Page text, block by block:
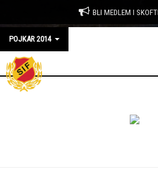
BLI MEDLEM I
POJKAR 2014
HEM